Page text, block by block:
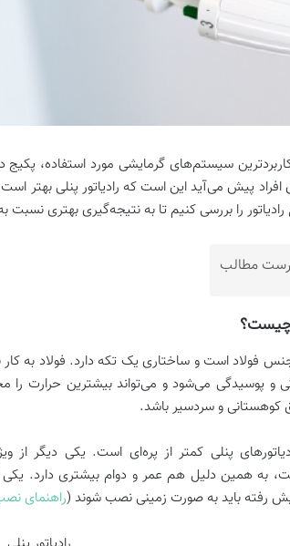
سیستم‌های گرمایشی مورد استفاده،
افراد پیش می‌آید این است که رادیاتور پنلی بهتر
را بررسی کنیم تا به نتیجه‌گیری بهتری نسبت
مطالب
چیست؟
جنس فولاد است و ساختاری یک تکه دارد. فولاد به کار
و پوسیدگی می‌شود و می‌تواند بیشترین حرارت
کوهستانی و سردسیر باشد.
پنلی کمتر از پره‌ای است. یکی دیگر از
به همین دلیل هم عمر و دوام بیشتری دارد. یکی
رفته باید به صورت زمینی نصب شوند (راهنمای